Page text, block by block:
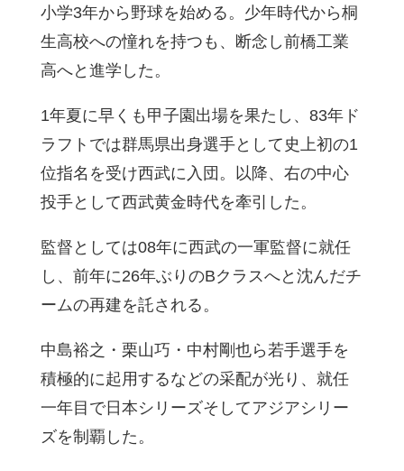
小学3年から野球を始める。少年時代から桐
生高校への憧れを持つも、断念し前橋工業
高へと進学した。
1年夏に早くも甲子園出場を果たし、83年ド
ラフトでは群馬県出身選手として史上初の1
位指名を受け西武に入団。以降、右の中心
投手として西武黄金時代を牽引した。
監督としては08年に西武の一軍監督に就任
し、前年に26年ぶりのBクラスへと沈んだチ
ームの再建を託される。
中島裕之・栗山巧・中村剛也ら若手選手を
積極的に起用するなどの采配が光り、就任
一年目で日本シリーズそしてアジアシリー
ズを制覇した。